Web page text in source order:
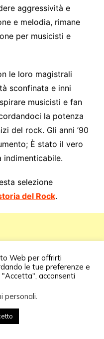
aggressività e
e melodia, rimane
per musicisti e
le loro magistrali
sconfinata e inni
musicisti e fan
la potenza
del rock. Gli anni ’90
È stato il vero
indimenticabile.
selezione
del Rock.
Web per offrirti
le tue preferenze e
acconsenti
personali.